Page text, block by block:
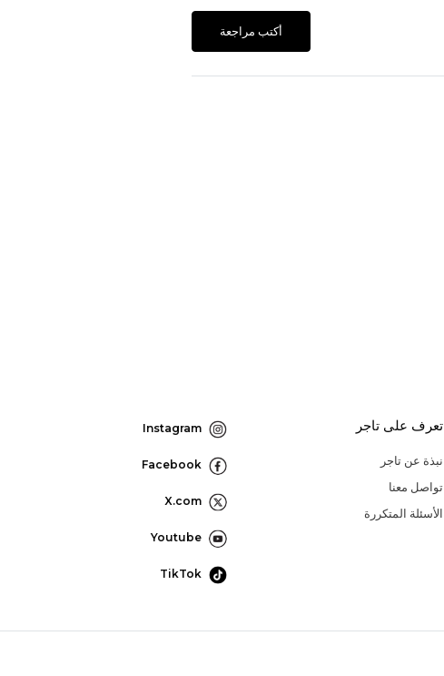
أكتب مراجعة
تعرف على تاجر
نبذة عن تاجر
تواصل معنا
الأسئلة المتكررة
Instagram
Facebook
X.com
Youtube
TikTok